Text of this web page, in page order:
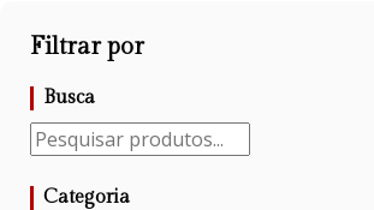
Filtrar por
Busca
Categoria